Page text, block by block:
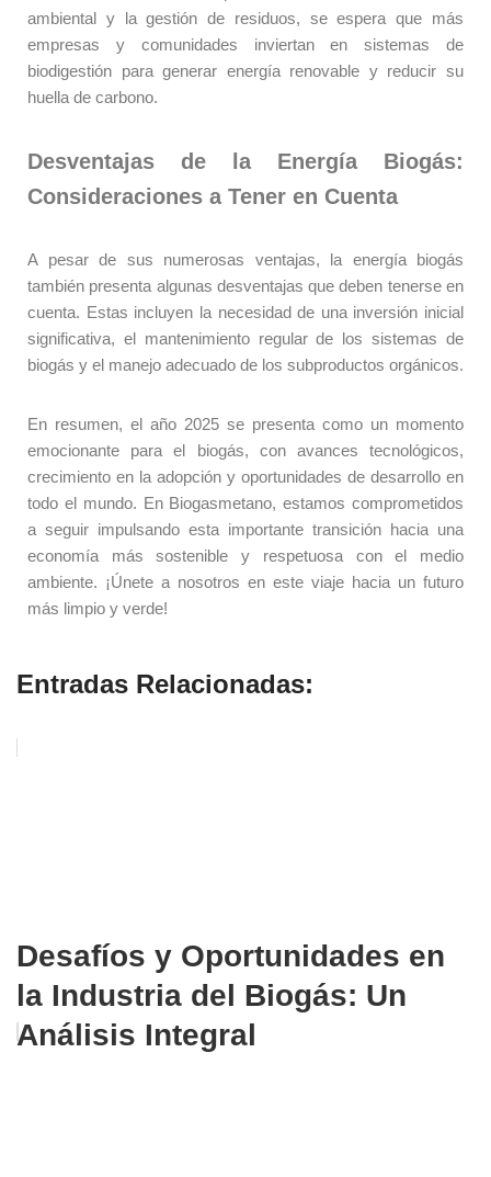
ambiental y la gestión de residuos, se espera que más
empresas y comunidades inviertan en sistemas de
biodigestión para generar energía renovable y reducir su
huella de carbono.
Desventajas de la Energía Biogás:
Consideraciones a Tener en Cuenta
A pesar de sus numerosas ventajas, la energía biogás
también presenta algunas desventajas que deben tenerse en
cuenta. Estas incluyen la necesidad de una inversión inicial
significativa, el mantenimiento regular de los sistemas de
biogás y el manejo adecuado de los subproductos orgánicos.
En resumen, el año 2025 se presenta como un momento
emocionante para el biogás, con avances tecnológicos,
crecimiento en la adopción y oportunidades de desarrollo en
todo el mundo. En Biogasmetano, estamos comprometidos
a seguir impulsando esta importante transición hacia una
economía más sostenible y respetuosa con el medio
ambiente. ¡Únete a nosotros en este viaje hacia un futuro
más limpio y verde!
Entradas Relacionadas:
Desafíos y Oportunidades en
la Industria del Biogás: Un
Análisis Integral